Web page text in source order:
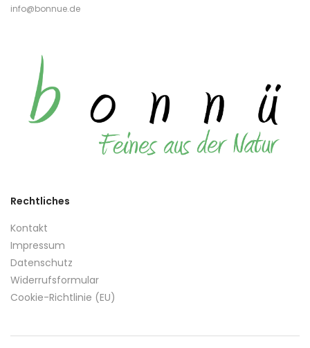
info@bonnue.de
Rechtliches
Kontakt
Impressum
Datenschutz
Widerrufsformular
Cookie-Richtlinie (EU)